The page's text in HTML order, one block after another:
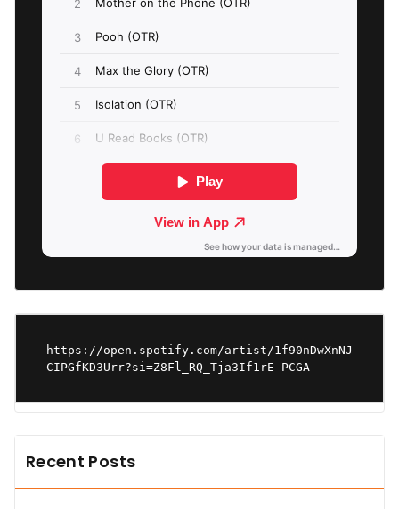
https://open.spotify.com/artist/1f90nDwXnNJ
CIPGfKD3Urr?si=Z8Fl_RQ_Tja3If1rE-PCGA
Recent Posts